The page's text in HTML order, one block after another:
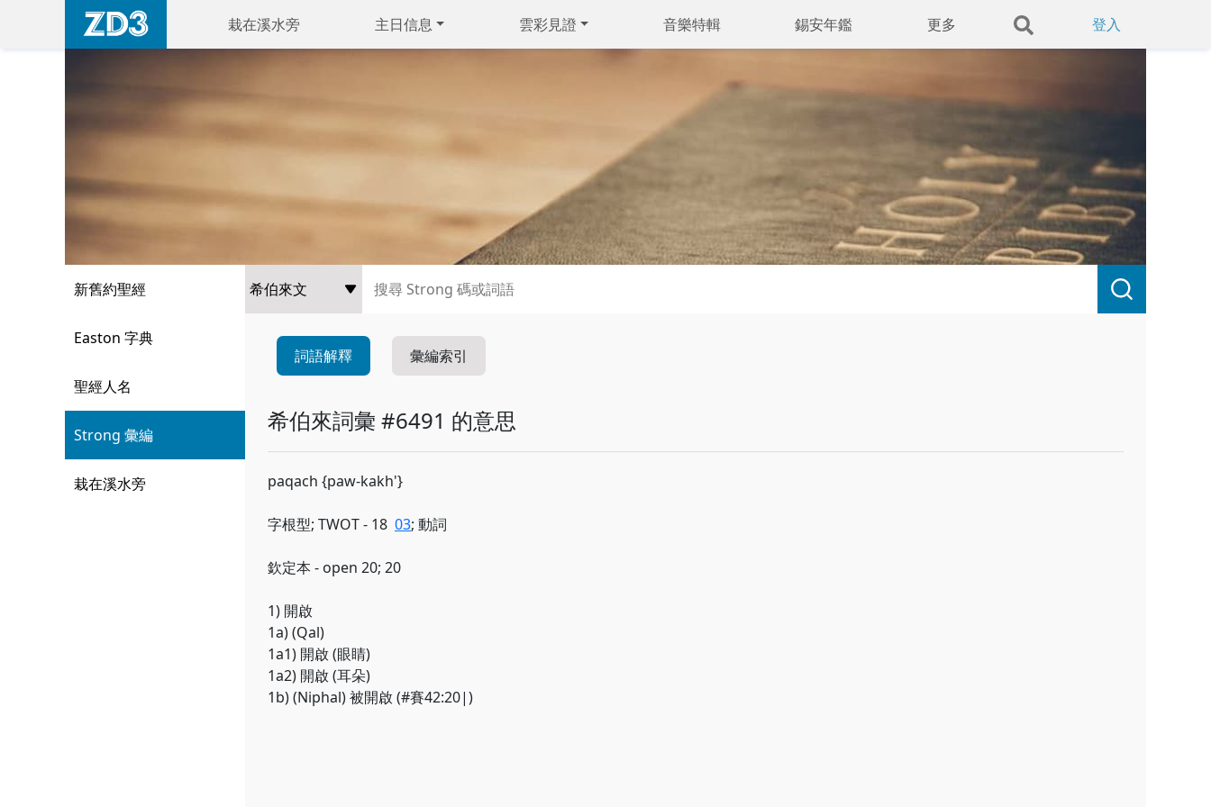
栽在溪水旁 主日信息 雲彩見證 音樂特輯 錫安年鑑 更多 登入
新舊約聖經
Easton 字典
聖經人名
Strong 彙編
栽在溪水旁
詞語解釋 彙編索引
希伯來詞彙 #6491 的意思
paqach {paw-kakh'}
字根型; TWOT - 18 03; 動詞
欽定本 - open 20; 20
1) 開啟
1a) (Qal)
1a1) 開啟 (眼睛)
1a2) 開啟 (耳朵)
1b) (Niphal) 被開啟 (#賽42:20|)